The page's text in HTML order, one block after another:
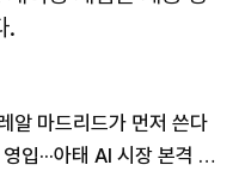
.
알 마드리드가 먼저 쓴다
AMD, '퀄컴 출신' 비나이 부사장 영입···아태 AI 시장 본격 공략